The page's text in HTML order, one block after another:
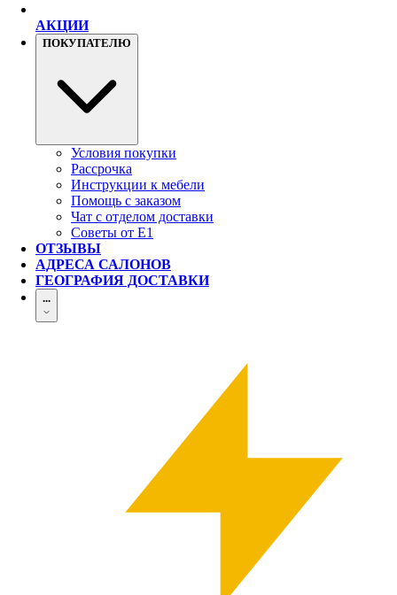
АКЦИИ
ПОКУПАТЕЛЮ
Условия покупки
Рассрочка
Инструкции к мебели
Помощь с заказом
Чат с отделом доставки
Советы от Е1
ОТЗЫВЫ
АДРЕСА САЛОНОВ
ГЕОГРАФИЯ ДОСТАВКИ
...